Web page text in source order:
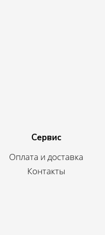
Сервис
Оплата и доставка
Контакты